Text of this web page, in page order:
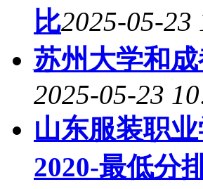
比2025-05-23
苏州大学和
2025-05-23
山东服装职
2020-最低分